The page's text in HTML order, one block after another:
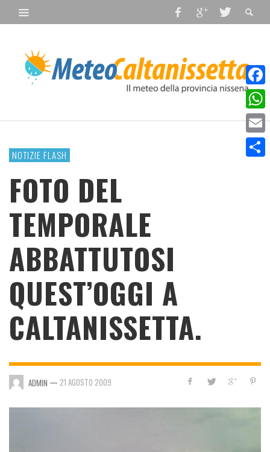
NOTIZIE FLASH
FOTO DEL
TEMPORALE
ABBATTUTOSI
QUEST’OGGI A
CALTANISSETTA.
ADMIN — 21 AGOSTO 2009
Email